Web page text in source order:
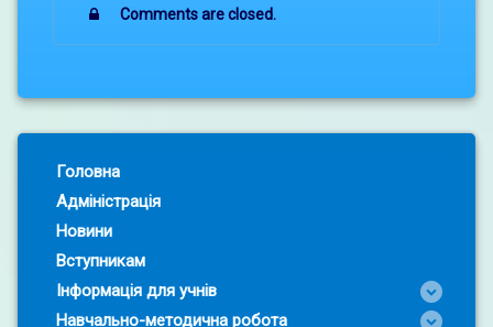
Comments are closed.
Головна
Адміністрація
Новини
Вступникам
Інформація для учнів
Навчально-методична робота